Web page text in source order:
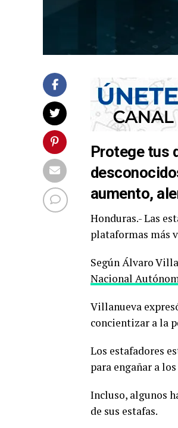
Protege tus
aumento,
Honduras.- Las
plataformas más
Según Álvaro
Nacional
Villanueva
concientizar a la
Los estafadores
para engañar a
Incluso, algunos
de sus estafas.